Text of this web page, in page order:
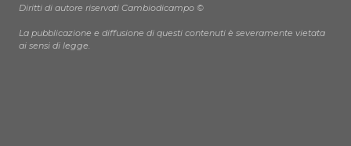
Diritti di autore riservati Cambiodicampo ©
La pubblicazione e diffusione di questi contenuti è severamente vietata
ai sensi di legge.